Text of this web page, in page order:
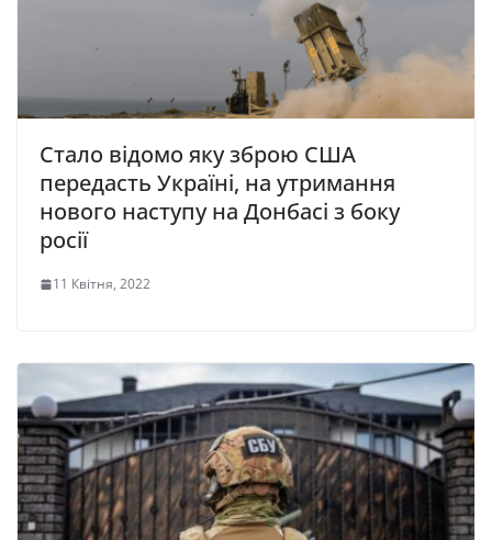
Стало відомо яку зброю США
передасть Україні, на утримання
нового наступу на Донбасі з боку
росії
11 Квітня, 2022